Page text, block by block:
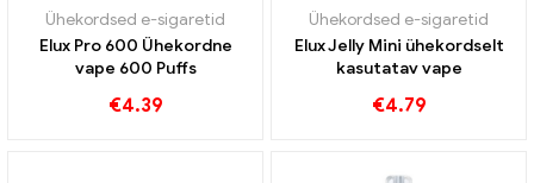
Ühekordsed e-sigaretid
Elux Pro 600 Ühekordne
vape 600 Puffs
€4.39
Ühekordsed e-sigaretid
Elux Jelly Mini ühekordselt
kasutatav vape
€4.79